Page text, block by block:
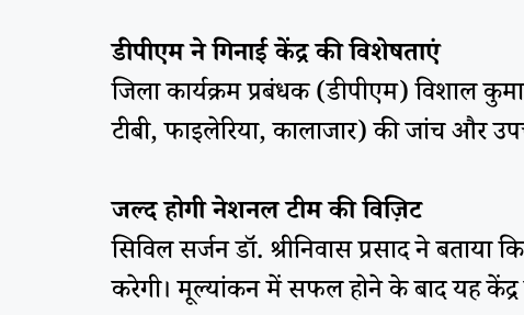
डीपीएम ने गिनाईं केंद्र की विशेषताएं
जिला कार्यक्रम प्रबंधक (डीपीएम) विशाल
टीबी, फाइलेरिया, कालाजार) की जांच और
जल्द होगी नेशनल टीम की विज़िट
सिविल सर्जन डॉ. श्रीनिवास प्रसाद ने
करेगी। मूल्यांकन में सफल होने के बाद यह केंद्र